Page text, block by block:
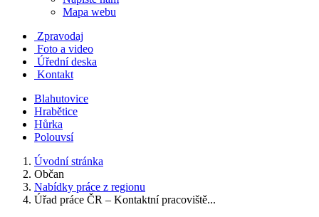
Mapa webu
Zpravodaj
Foto a video
Úřední deska
Kontakt
Blahutovice
Hrabětice
Hůrka
Polouvsí
Úvodní stránka
Občan
Nabídky práce z regionu
Úřad práce ČR – Kontaktní pracoviště...